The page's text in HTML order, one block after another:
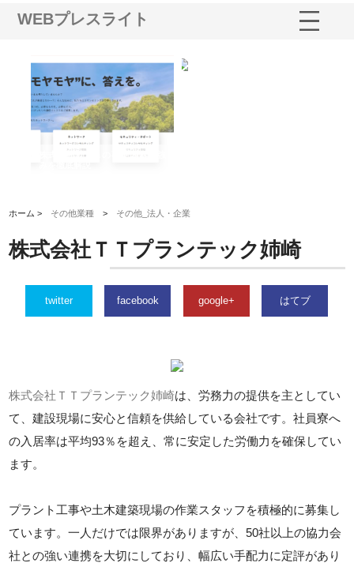
WEBプレスライト
株式会社ＣＳＡの事業内容と強
ホーム > その他業種 > その他_法人・企業
株式会社ＴＴプランテック姉崎
twitter facebook google+ はてブ
株式会社ＴＴプランテック姉崎は、労務力の提供を主としてい
て、建設現場に安心と信頼を供給している会社です。社員寮へ
の入居率は平均93％を超え、常に安定した労働力を確保してい
ます。
プラント工事や土木建築現場の作業スタッフを積極的に募集し
ています。一人だけでは限界がありますが、50社以上の協力会
社との強い連携を大切にしており、幅広い手配力に定評があり